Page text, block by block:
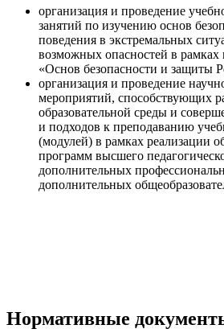
организация и проведение
занятий по изучению основ
поведения в экстремальных
возможных опасностей в рамках
«Основ безопасности и защиты
организация и проведение
мероприятий, способствующих
образовательной среды и
и подходов к преподаванию
(модулей) в рамках реализации
программ высшего
дополнительных
дополнительных
Нормативные